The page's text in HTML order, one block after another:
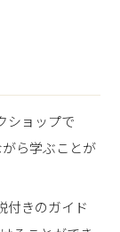
ショップで
ら学ぶことが
付きのガイド